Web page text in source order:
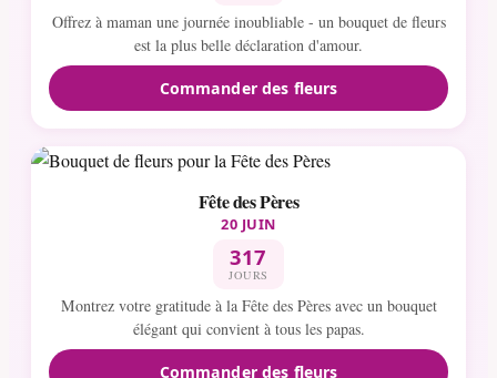
Offrez à maman une journée inoubliable - un bouquet de fleurs
est la plus belle déclaration d'amour.
Commander des fleurs
Fête des Pères
20 JUIN
317
JOURS
Montrez votre gratitude à la Fête des Pères avec un bouquet
élégant qui convient à tous les papas.
Commander des fleurs